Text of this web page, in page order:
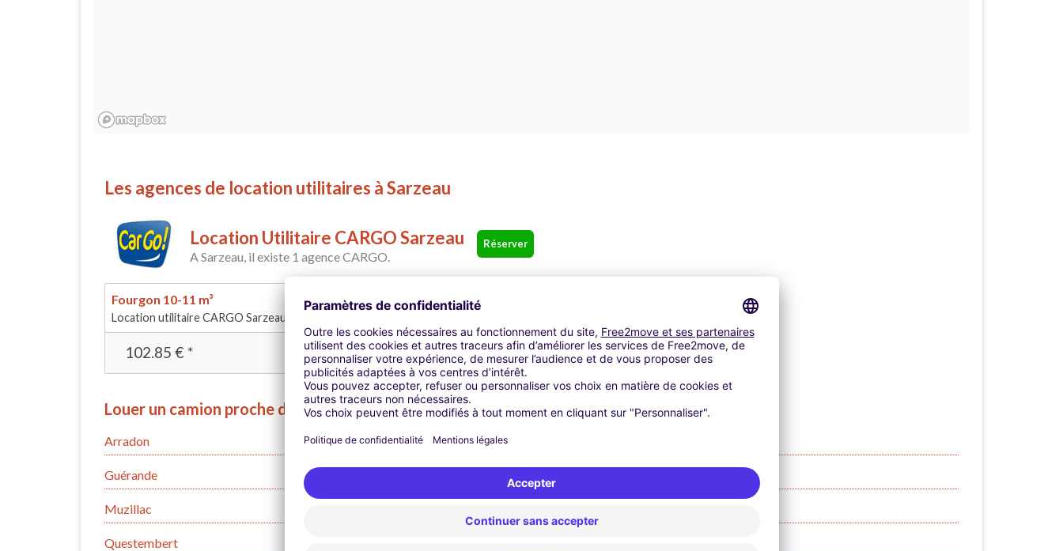
Les agences de location utilitaires à Sarzeau
Location Utilitaire CARGO Sarzeau
A Sarzeau, il existe 1 agence CARGO.
Réserver
Fourgon 10-11 m³
Location utilitaire CARGO Sarzeau
102.85 € * Réserver
CARGO SARZEAU
Louer un camion proche de Sarzeau (Morbihan)
Arradon
Guérande
Muzillac
Questembert